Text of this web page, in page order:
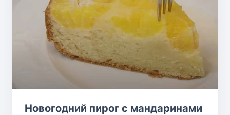
Новогодний пирог с мандаринами